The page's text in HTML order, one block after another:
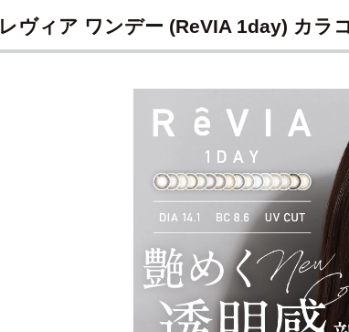
レヴィア ワンデー (ReVIA 1day) カラ